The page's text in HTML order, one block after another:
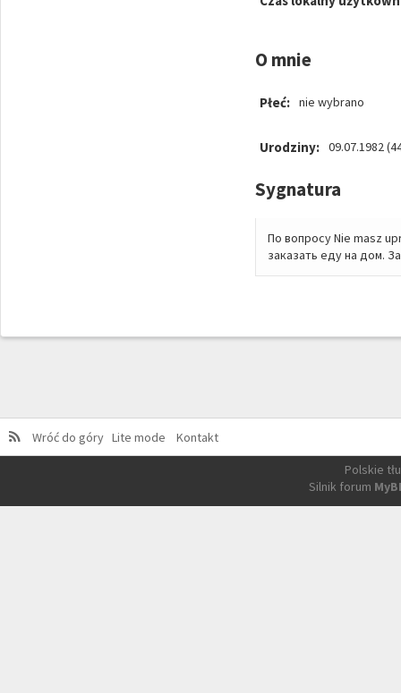
O mnie
Płeć: nie wybrano
Urodziny: 09.07.1982
Sygnatura
По вопросу Nie masz
заказать еду на дом.
Wróć do góry Lite mode
Kontakt
Polskie
Silnik forum